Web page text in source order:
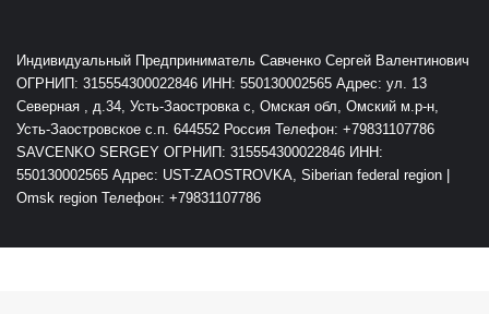
Индивидуальный Предприниматель Савченко Сергей Валентинович
ОГРНИП: 315554300022846 ИНН: 550130002565 Адрес: ул. 13
Северная , д.34, Усть-Заостровка с, Омская обл, Омский м.р-н,
Усть-Заостровское с.п. 644552 Россия Телефон: +79831107786
SAVCENKO SERGEY ОГРНИП: 315554300022846 ИНН:
550130002565 Адрес: UST-ZAOSTROVKA, Siberian federal region |
Omsk region Телефон: +79831107786